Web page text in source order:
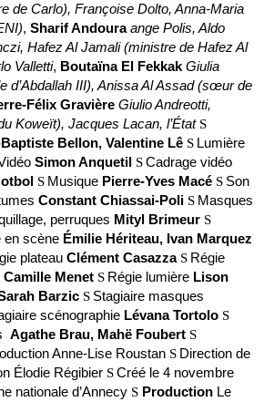
de Carlo), Françoise Dolto, Anna-Maria
, Sharif Andoura ange Polis, Aldo
Hafez Al Jamali (ministre de Hafez Al
Valletti, Boutaïna El Fekkak Giulia
d’Abdallah III), Anissa Al Assad (sœur de
Félix Gravière Giulio Andreotti,
Koweït), Jacques Lacan, l’État S
Bellon, Valentine Lê S Lumière
Simon Anquetil SCadrage vidéo
S Musique Pierre-Yves Macé S Son
Constant Chiassai-Poli S Masques
perruques Mityl Brimeur S
en scène Émilie Hériteau, Ivan Marquez
plateau Clément Casazza S Régie
Camille Menet S Régie lumière Lison
Barzic S Stagiaire masques
scénographie Lévana Tortolo S
Agathe Brau, Mahë Foubert S
Anne-Lise Roustan S Direction de
Élodie Régibier SCréé le 4 novembre
nationale d’Annecy S Production Le